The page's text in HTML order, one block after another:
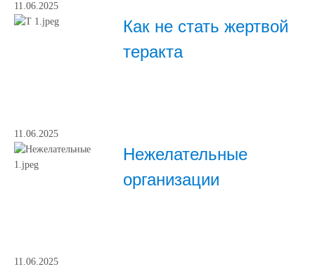
11.06.2025
Как не стать жертвой
теракта
11.06.2025
Нежелательные
организации
11.06.2025